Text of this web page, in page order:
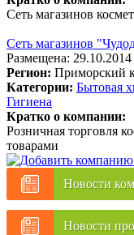
Сеть магазинов
Сеть магазинов
Размещена: 29.10.2014
Регион: Приморский
Категории: Бытовая
Гигиена
Кратко о компании:
Розничная торговля
товарами
Новости
Новости